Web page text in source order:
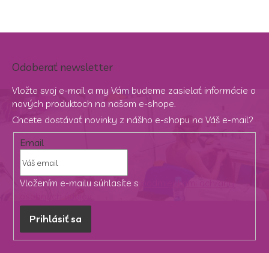
Odoberať newsletter
Vložte svoj e-mail a my Vám budeme zasielať informácie o
nových produktoch na našom e-shope.
Chcete dostávať novinky z nášho e-shopu na Váš e-mail?
Email
Vložením e-mailu súhlasíte s
Prihlásiť sa